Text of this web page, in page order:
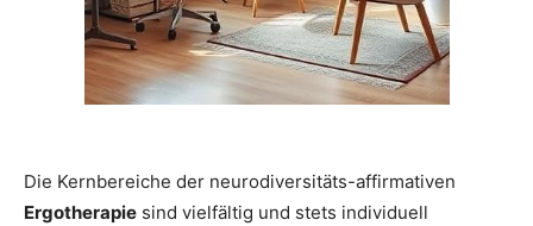
Die Kernbereiche der neurodiversitäts-affirmativen
Ergotherapie sind vielfältig und stets individuell